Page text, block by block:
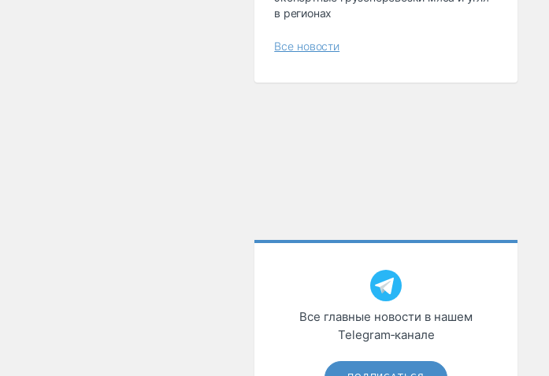
в регионах
Все новости
Все главные новости в нашем
Telegram‑канале